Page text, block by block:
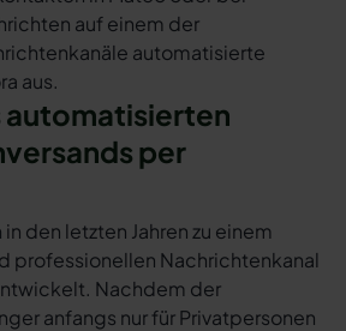
auf einem der
automatisierte
aus.
automatisierten
per
den letzten Jahren zu einem
professionellen Nachrichtenkanal
Nachdem der
anfangs nur für Privatpersonen